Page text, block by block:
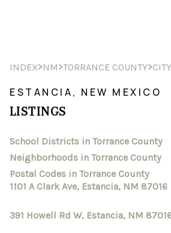
SEARCH
SELL A HOME
INDEX>NM>TORRANCE COUNTY>CITY
ESTANCIA, NEW MEXICO
LISTINGS
School Districts in Torrance County
Neighborhoods in Torrance County
Postal Codes in Torrance County
1101 A Clark Ave, Estancia, NM 87016
391 Howell Rd W, Estancia, NM